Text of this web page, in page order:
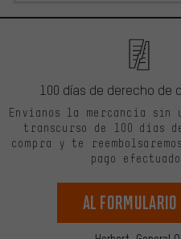
100 días de derecho de
Envíanos la mercancía
transcurso de 100 días
compra y te
pago efectuado.
Al formulario